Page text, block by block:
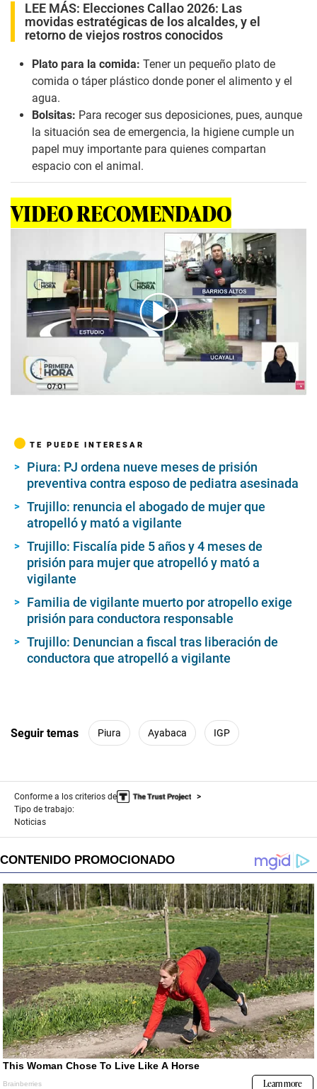
LEE MÁS: Elecciones Callao 2026: Las
movidas estratégicas de los alcaldes, y el
retorno de viejos rostros conocidos
Plato para la comida: Tener un pequeño plato de
comida o táper plástico donde poner el alimento y el
agua.
Bolsitas: Para recoger sus deposiciones, pues, aunque
la situación sea de emergencia, la higiene cumple un
papel muy importante para quienes compartan
espacio con el animal.
VIDEO RECOMENDADO
00:00 04:50
TE PUEDE INTERESAR
Piura: PJ ordena nueve meses de prisión
preventiva contra esposo de pediatra asesinada
Trujillo: renuncia el abogado de mujer que
atropelló y mató a vigilante
Trujillo: Fiscalía pide 5 años y 4 meses de
prisión para mujer que atropelló y mató a
vigilante
Familia de vigilante muerto por atropello exige
prisión para conductora responsable
Trujillo: Denuncian a fiscal tras liberación de
conductora que atropelló a vigilante
Seguir temas Piura Ayabaca IGP
Conforme a los criterios de
Tipo de trabajo:
Noticias